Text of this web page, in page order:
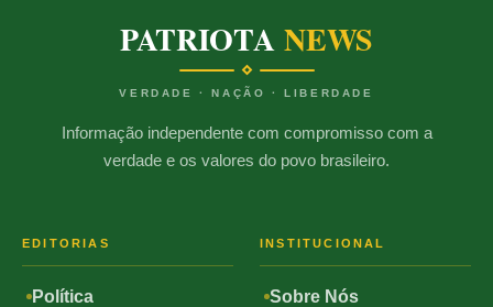
PATRIOTANEWS
VERDADE · NAÇÃO · LIBERDADE
Informação independente com compromisso com a
verdade e os valores do povo brasileiro.
EDITORIAS
Política
INSTITUCIONAL
Sobre Nós